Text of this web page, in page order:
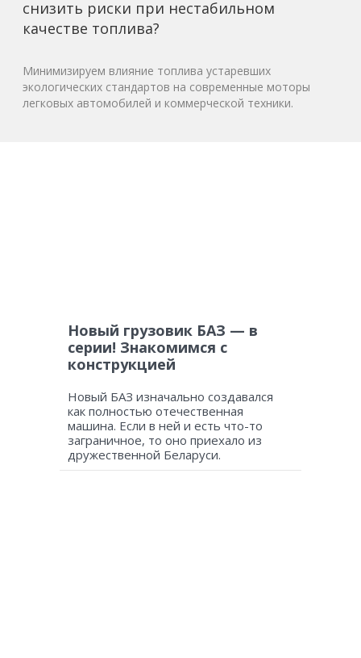
снизить риски при нестабильном
качестве топлива?
Минимизируем влияние топлива устаревших
экологических стандартов на современные моторы
легковых автомобилей и коммерческой техники.
Новый грузовик БАЗ — в
серии! Знакомимся с
конструкцией
Новый БАЗ изначально создавался
как полностью отечественная
машина. Если в ней и есть что-то
заграничное, то оно приехало из
дружественной Беларуси.